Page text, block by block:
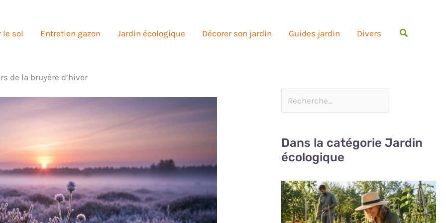
le sol Entretien gazon Jardin écologique Décorer son jardin Guides jardin Divers
de la bruyère d’hiver
Dans la catégorie Jardin
écologique